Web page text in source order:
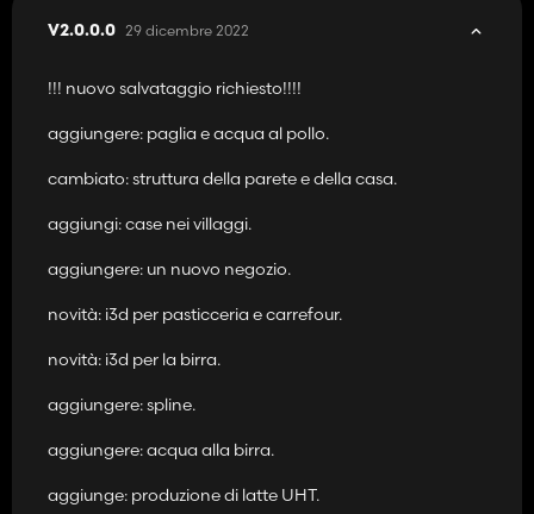
V2.0.0.0 29 dicembre 2022
!!! nuovo salvataggio richiesto!!!!
aggiungere: paglia e acqua al pollo.
cambiato: struttura della parete e della casa.
aggiungi: case nei villaggi.
aggiungere: un nuovo negozio.
novità: i3d per pasticceria e carrefour.
novità: i3d per la birra.
aggiungere: spline.
aggiungere: acqua alla birra.
aggiunge: produzione di latte UHT.